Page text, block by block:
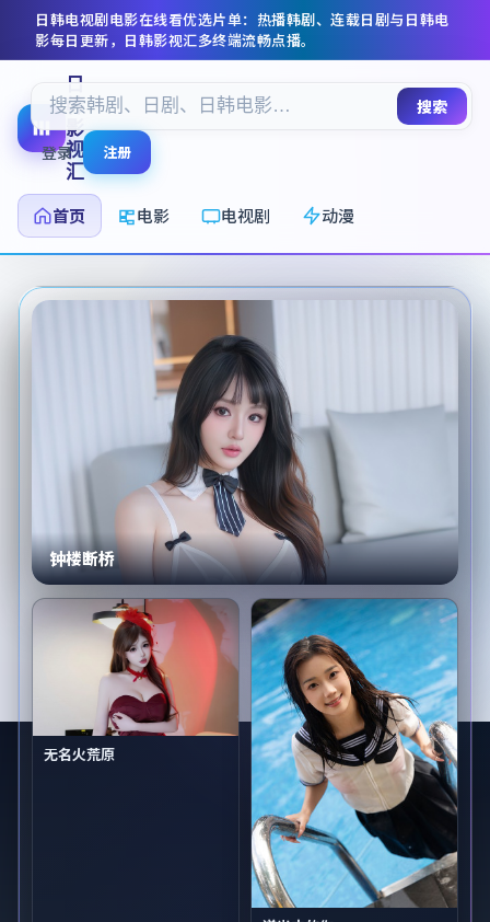
日韩电视剧电影在线看优选片单：热播韩剧、连载日剧与日韩电
影每日更新， 日韩影视汇多终端流畅点播。
日
韩
影
视
汇
首页
电影 电视剧 动漫
搜索
登录 注册
钟楼断桥
无名火荒原